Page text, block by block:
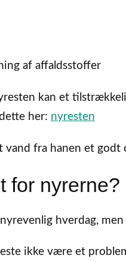
af affaldsstoffer
kan et
her: nyresten
vand fra hanen et
for nyrerne?
hverdag,
ikke være et